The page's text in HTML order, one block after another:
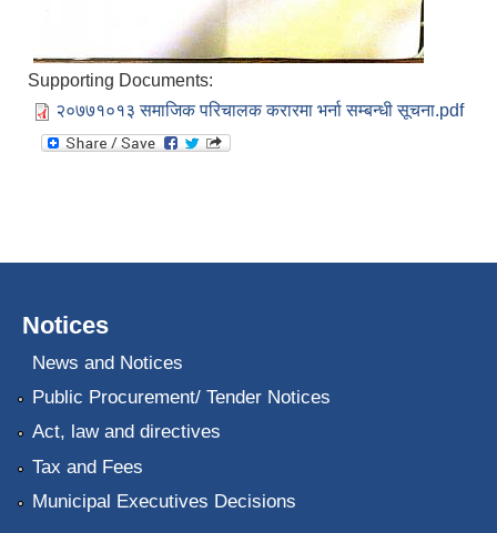
Supporting Documents:
२०७७१०१३ समाजिक परिचालक करारमा भर्ना सम्बन्धी सूचना.pdf
Notices
News and Notices
Public Procurement/ Tender Notices
Act, law and directives
Tax and Fees
Municipal Executives Decisions